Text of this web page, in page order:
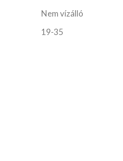
Nem vízálló
19-35